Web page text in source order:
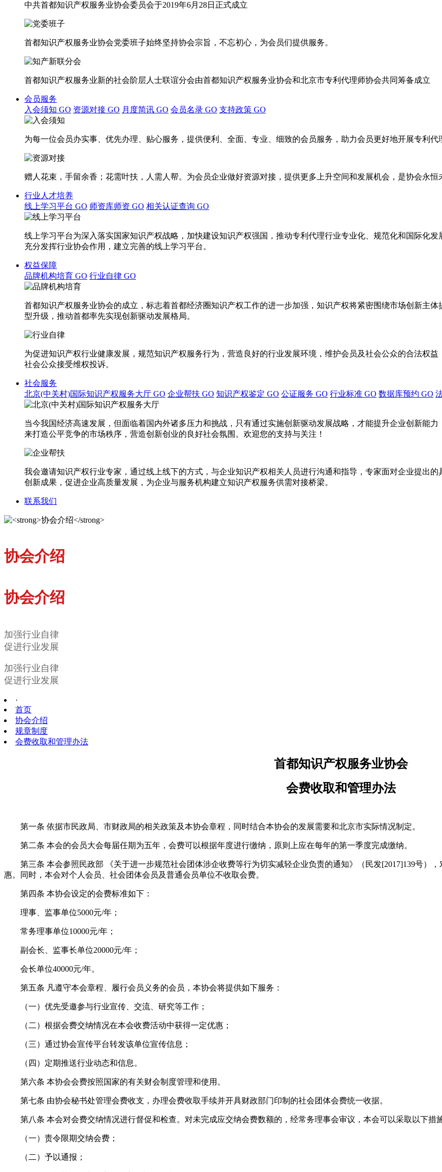
中共首都知识产权服务业协会委员会于2019年6月28日正式成立
首都知识产权服务业协会党委班子始终坚持协会宗旨，不忘初心，为会员们提供服务。
首都知识产权服务业新的社会阶层人士联谊分会由首都知识产权服务业协会和北京市专利代理师协会共同筹备成立
会员服务
入会须知 GO 资源对接 GO 月度简讯 GO 会员名录 GO 支持政策 GO
为每一位会员办实事、优先办理、贴心服务，提供便利、全面、专业、细致的会员服务，助力会员更好地开展专利代
赠人花束，手留余香；花需叶扶，人需人帮。为会员企业做好资源对接，提供更多上升空间和发展机会，是协会永恒
行业人才培养
线上学习平台 GO 师资库师资 GO 相关认证查询 GO
线上学习平台为深入落实国家知识产权战略，加快建设知识产权强国，推动专利代理行业专业化、规范化和国际化
充分发挥行业协会作用，建立完善的线上学习平台。
权益保障
品牌机构培育 GO 行业自律 GO
首都知识产权服务业协会的成立，标志着首都经济圈知识产权工作的进一步加强，知识产权将紧密围绕市场创新主
型升级，推动首都率先实现创新驱动发展格局。
为促进知识产权行业健康发展，规范知识产权服务行为，营造良好的行业发展环境，维护会员及社会公众的合法权
社会公众接受维权投诉。
社会服务
北京(中关村)国际知识产权服务大厅 GO 企业帮扶 GO 知识产权鉴定 GO 公证服务 GO 行业标准 GO 数据库预约 GO
当今我国经济高速发展，但面临着国内外诸多压力和挑战，只有通过实施创新驱动发展战略，才能提升企业创新能
来打造公平竞争的市场秩序，营造创新创业的良好社会氛围。欢迎您的支持与关注！
我会邀请知识产权行业专家，通过线上线下的方式，与企业知识产权相关人员进行沟通和指导，专家面对企业提出
创新成果，促进企业高质量发展，为企业与服务机构建立知识产权服务供需对接桥梁。
联系我们
协会介绍
协会介绍
加强行业自律
促进行业发展
加强行业自律
促进行业发展
·
首页
协会介绍
规章制度
会费收取和管理办法
首都知识产权服务业协会
会费收取和管理办法
第一条 依据市民政局、市财政局的相关政策及本协会章程，同时结合本协会的发展需要和北京市实际情况制定。
第二条 本会的会员大会每届任期为五年，会费可以根据年度进行缴纳，原则上应在每年的第一季度完成缴纳。
第三条 本会参照民政部 《关于进一步规范社会团体涉企收费等行为切实减轻企业负责的通知》（民发[2017]139号）
惠。同时，本会对个人会员、社会团体会员及普通会员单位不收取会费。
第四条 本协会设定的会费标准如下：
理事、监事单位5000元/年；
常务理事单位10000元/年；
副会长、监事长单位20000元/年；
会长单位40000元/年。
第五条 凡遵守本会章程、履行会员义务的会员，本协会将提供如下服务：
（一）优先受邀参与行业宣传、交流、研究等工作；
（二）根据会费交纳情况在本会收费活动中获得一定优惠；
（三）通过协会宣传平台转发该单位宣传信息；
（四）定期推送行业动态和信息。
第六条 本协会会费按照国家的有关财会制度管理和使用。
第七条 由协会秘书处管理会费收支，办理会费收取手续并开具财政部门印制的社会团体会费统一收据。
第八条 本会对会费交纳情况进行督促和检查。对未完成应交纳会费数额的，经常务理事会审议，本会可以采取以下措
（一）责令限期交纳会费；
（二）予以通报；